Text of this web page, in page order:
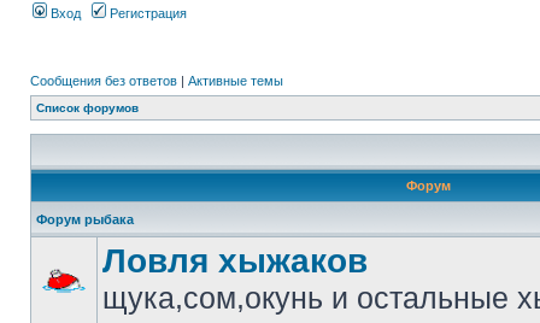
Вход Регистрация
Сообщения без ответов | Активные темы
Список форумов
Форум
Форум рыбака
Ловля хыжаков
щука,сом,окунь и остальные